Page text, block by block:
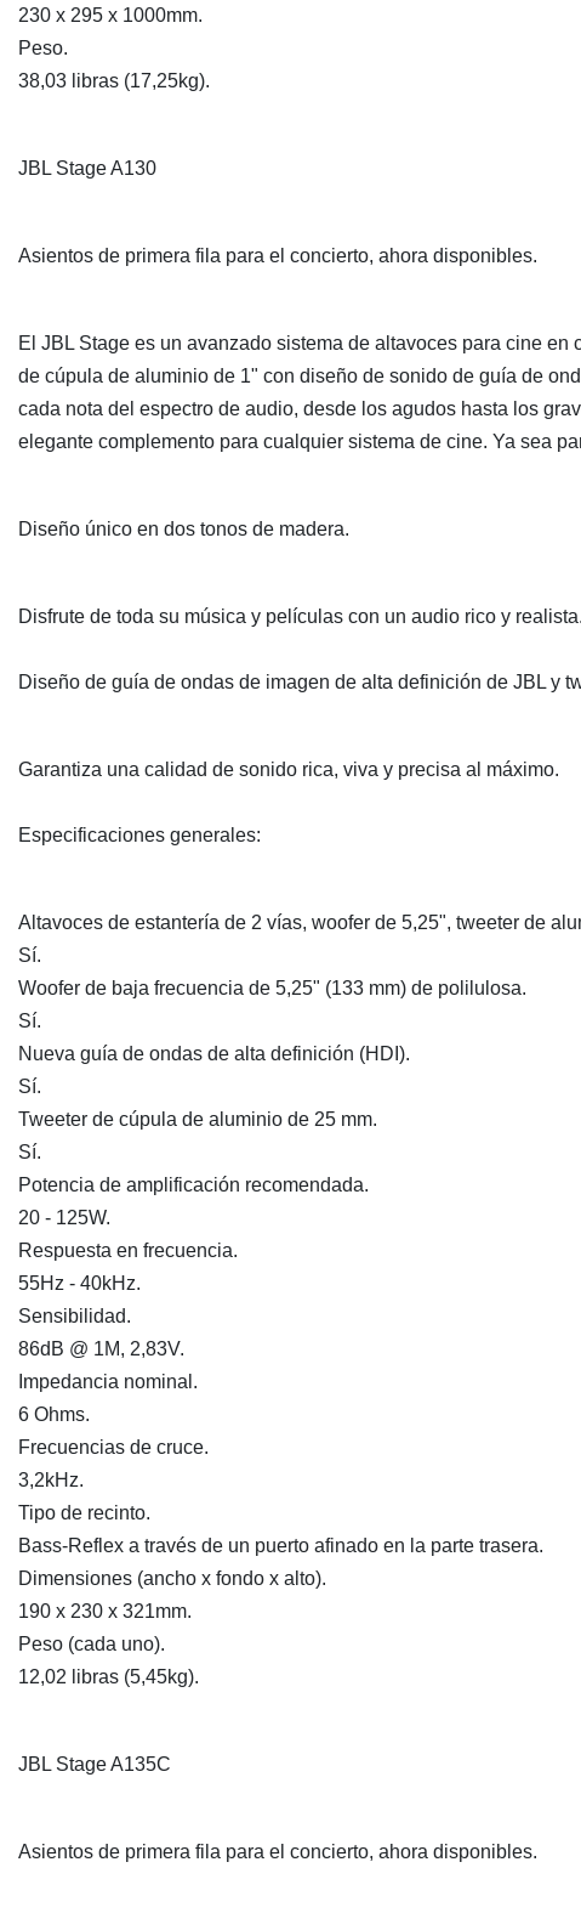
230 x 295 x 1000mm.
Peso.
38,03 libras (17,25kg).
JBL Stage A130
Asientos de primera fila para el concierto, ahora disponibles.
El JBL Stage es un avanzado sistema de altavoces para cine
de cúpula de aluminio de 1" con diseño de sonido de guía de
cada nota del espectro de audio, desde los agudos hasta los
elegante complemento para cualquier sistema de cine. Ya sea
Diseño único en dos tonos de madera.
Disfrute de toda su música y películas con un audio rico y realista.
Diseño de guía de ondas de imagen de alta definición de JBL y
Garantiza una calidad de sonido rica, viva y precisa al máximo.
Especificaciones generales:
Altavoces de estantería de 2 vías, woofer de 5,25", tweeter de
Sí.
Woofer de baja frecuencia de 5,25" (133 mm) de polilulosa.
Sí.
Nueva guía de ondas de alta definición (HDI).
Sí.
Tweeter de cúpula de aluminio de 25 mm.
Sí.
Potencia de amplificación recomendada.
20 - 125W.
Respuesta en frecuencia.
55Hz - 40kHz.
Sensibilidad.
86dB @ 1M, 2,83V.
Impedancia nominal.
6 Ohms.
Frecuencias de cruce.
3,2kHz.
Tipo de recinto.
Bass-Reflex a través de un puerto afinado en la parte trasera.
Dimensiones (ancho x fondo x alto).
190 x 230 x 321mm.
Peso (cada uno).
12,02 libras (5,45kg).
JBL Stage A135C
Asientos de primera fila para el concierto, ahora disponibles.